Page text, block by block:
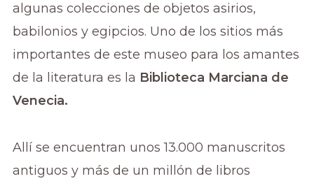
algunas colecciones de objetos asirios,
babilonios y egipcios. Uno de los sitios más
importantes de este museo para los amantes
de la literatura es la Biblioteca Marciana de
Venecia.
Allí se encuentran unos 13.000 manuscritos
antiguos y más de un millón de libros